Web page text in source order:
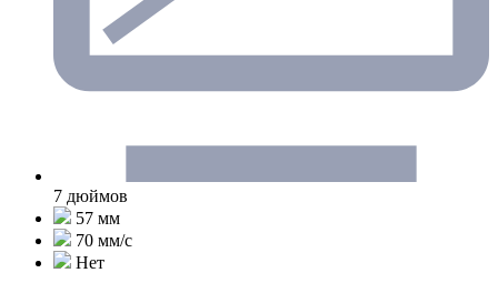
7 дюймов
57 мм
70 мм/с
Нет